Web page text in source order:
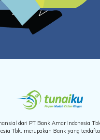
dari PT Bank Amar Indonesia
Tbk. merupakan Bank yang